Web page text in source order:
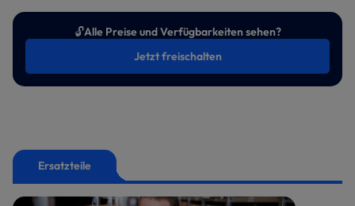
🔓Alle Preise und Verfügbarkeiten sehen?
Jetzt freischalten
Ersatzteile